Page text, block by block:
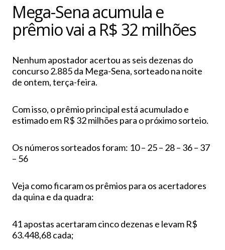
Mega-Sena acumula e
prêmio vai a R$ 32 milhões
Nenhum apostador acertou as seis dezenas do
concurso 2.885 da Mega-Sena, sorteado na noite
de ontem, terça-feira.
Com isso, o prêmio principal está acumulado e
estimado em R$ 32 milhões para o próximo sorteio.
Os números sorteados foram: 10 – 25 – 28 – 36 – 37
– 56
Veja como ficaram os prêmios para os acertadores
da quina e da quadra:
41 apostas acertaram cinco dezenas e levam R$
63.448,68 cada;